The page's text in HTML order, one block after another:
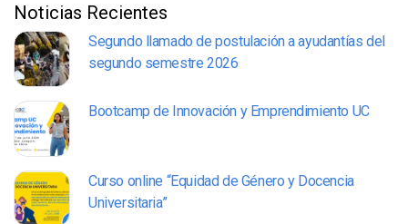
Noticias Recientes
Segundo llamado de postulación a ayudantías del
segundo semestre 2026
Bootcamp de Innovación y Emprendimiento UC
Curso online “Equidad de Género y Docencia
Universitaria”